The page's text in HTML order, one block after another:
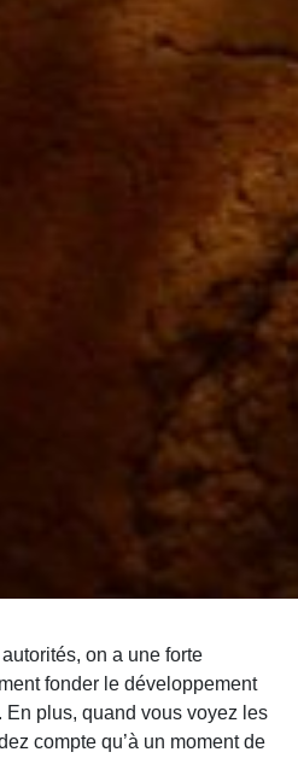
on a une forte
fonder le développement
plus, quand vous voyez les
compte qu’à un moment de